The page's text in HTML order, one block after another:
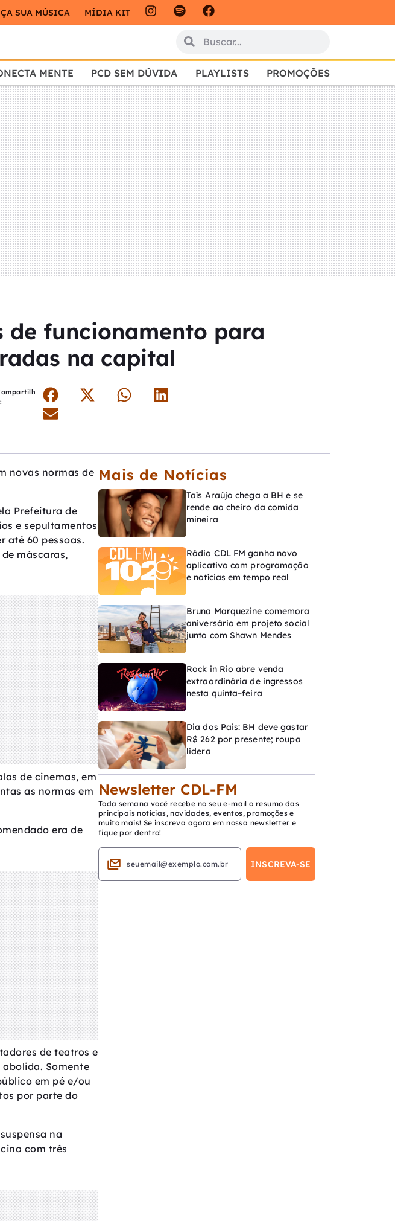
SUA MÚSICA MÍDIA KIT
MENTE PCD SEM DÚVIDA PLAYLISTS PROMOÇÕES
de funcionamento para
na capital
novas normas de
Prefeitura de
e sepultamentos
até 60 pessoas.
máscaras,
de cinemas, em
as normas em
era de
de teatros e
Somente
em pé e/ou
por parte do
na
com três
Mais de Notícias
Taís Araújo chega a BH e se
rende ao cheiro da comida
mineira
Rádio CDL FM ganha novo
aplicativo com programação
e notícias em tempo real
Bruna Marquezine comemora
aniversário em projeto social
junto com Shawn Mendes
Rock in Rio abre venda
extraordinária de ingressos
nesta quinta–feira
Dia dos Pais: BH deve gastar
R$ 262 por presente; roupa
lidera
Newsletter CDL-FM
Toda semana você recebe no seu e-mail o resumo das
principais notícias, novidades, eventos, promoções e
muito mais! Se inscreva agora em nossa newsletter e
fique por dentro!